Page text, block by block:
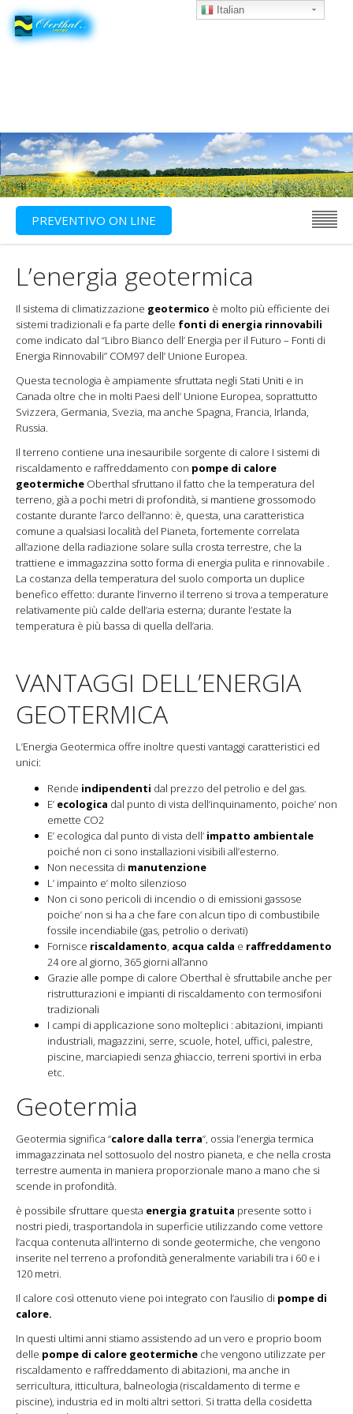
PREVENTIVO ON LINE
L’energia geotermica
Il sistema di climatizzazione geotermico è molto più efficiente dei
sistemi tradizionali e fa parte delle fonti di energia rinnovabili
come indicato dal “Libro Bianco dell’ Energia per il Futuro – Fonti di
Energia Rinnovabili” COM97 dell’ Unione Europea.
Questa tecnologia è ampiamente sfruttata negli Stati Uniti e in
Canada oltre che in molti Paesi dell’ Unione Europea, soprattutto
Svizzera, Germania, Svezia, ma anche Spagna, Francia, Irlanda,
Russia.
Il terreno contiene una inesauribile sorgente di calore I sistemi di
riscaldamento e raffreddamento con pompe di calore
geotermiche Oberthal sfruttano il fatto che la temperatura del
terreno, già a pochi metri di profondità, si mantiene grossomodo
costante durante l’arco dell’anno: è, questa, una caratteristica
comune a qualsiasi località del Pianeta, fortemente correlata
all’azione della radiazione solare sulla crosta terrestre, che la
trattiene e immagazzina sotto forma di energia pulita e rinnovabile .
La costanza della temperatura del suolo comporta un duplice
benefico effetto: durante l’inverno il terreno si trova a temperature
relativamente più calde dell’aria esterna; durante l’estate la
temperatura è più bassa di quella dell’aria.
VANTAGGI DELL’ENERGIA
GEOTERMICA
L’Energia Geotermica offre inoltre questi vantaggi caratteristici ed
unici:
Rende indipendenti dal prezzo del petrolio e del gas.
E’ ecologica dal punto di vista dell’inquinamento, poiche’ non
emette CO2
E’ ecologica dal punto di vista dell’ impatto ambientale
poiché non ci sono installazioni visibili all’esterno.
Non necessita di manutenzione
L’ impainto e’ molto silenzioso
Non ci sono pericoli di incendio o di emissioni gassose
poiche’ non si ha a che fare con alcun tipo di combustibile
fossile incendiabile (gas, petrolio o derivati)
Fornisce riscaldamento, acqua calda e raffreddamento
24 ore al giorno, 365 giorni all’anno
Grazie alle pompe di calore Oberthal è sfruttabile anche per
ristrutturazioni e impianti di riscaldamento con termosifoni
tradizionali
I campi di applicazione sono molteplici : abitazioni, impianti
industriali, magazzini, serre, scuole, hotel, uffici, palestre,
piscine, marciapiedi senza ghiaccio, terreni sportivi in erba
etc.
Geotermia
Geotermia significa “calore dalla terra“, ossia l’energia termica
immagazzinata nel sottosuolo del nostro pianeta, e che nella crosta
terrestre aumenta in maniera proporzionale mano a mano che si
scende in profondità.
è possibile sfruttare questa energia gratuita presente sotto i
nostri piedi, trasportandola in superficie utilizzando come vettore
l’acqua contenuta all’interno di sonde geotermiche, che vengono
inserite nel terreno a profondità generalmente variabili tra i 60 e i
120 metri.
Il calore così ottenuto viene poi integrato con l’ausilio di pompe di
calore.
In questi ultimi anni stiamo assistendo ad un vero e proprio boom
delle pompe di calore geotermiche che vengono utilizzate per
riscaldamento e raffreddamento di abitazioni, ma anche in
serricultura, itticultura, balneologia (riscaldamento di terme e
piscine), industria ed in molti altri settori. Si tratta della cosidetta
Italian